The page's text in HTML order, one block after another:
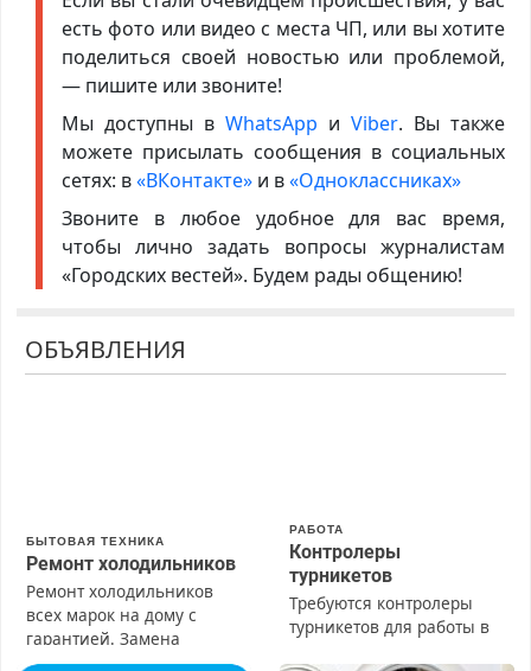
есть фото или видео с места ЧП, или вы хотите
поделиться своей новостью или проблемой,
— пишите или звоните!
Мы доступны в WhatsApp иViber. Вы также
можете присылать сообщения в социальных
сетях: в«ВКонтакте»и в«Одноклассниках»
Звоните в любое удобное для вас время,
чтобы лично задать вопросы журналистам
«Городских вестей». Будем рады общению!
ОБЪЯВЛЕНИЯ
БЫТОВАЯ ТЕХНИКА
Ремонт холодильников
Ремонт холодильников
всех марок на дому с
гарантией. Замена
резины. Качественно.
РАБОТА
Контролеры
турникетов
Требуются контролеры
турникетов для работы в